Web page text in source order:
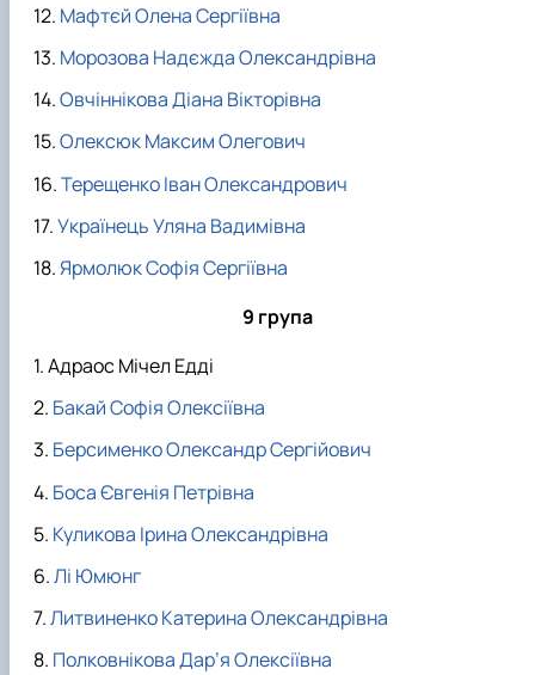
Мафтєй Олена Сергіївна
Морозова Надєжда Олександрівна
Овчіннікова Діана Вікторівна
Олексюк Максим Олегович
Терещенко Іван Олександрович
Українець Уляна Вадимівна
Ярмолюк Софія Сергіївна
9 група
Адраос Мічел Едді
Бакай Софія Олексіївна
Берсименко Олександр Сергійович
Боса Євгенія Петрівна
Куликова Ірина Олександрівна
Лі Юмюнг
Литвиненко Катерина Олександрівна
Полковнікова Дар’я Олексіївна